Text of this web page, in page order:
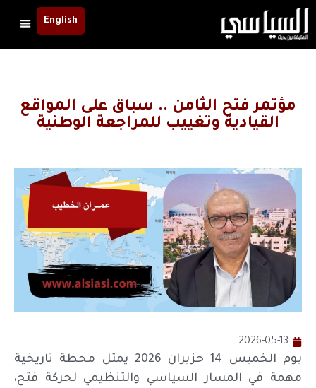
English
مؤتمر فتح الثامن .. سباق على المواقع
القيادية وتغييب للمراجعة الوطنية
2026-05-13
يوم الخميس 14 حزيران 2026 يمثل محطة تاريخية
مهمة في المسار السياسي والتنظيمي لحركة فتح،